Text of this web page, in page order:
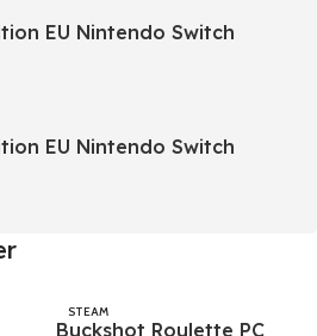
EU Nintendo Switch
EU Nintendo Switch
STEAM
Buckshot Roulette PC